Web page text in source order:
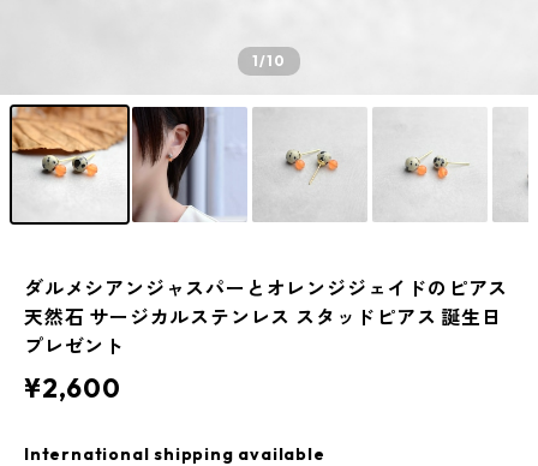
1/10
ダルメシアンジャスパーとオレンジジェイドのピアス
天然石 サージカルステンレス スタッドピアス 誕生日
プレゼント
¥2,600
International shipping available